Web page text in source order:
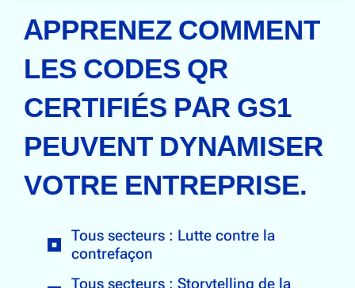
APPRENEZ COMMENT
LES CODES QR
CERTIFIÉS PAR GS1
PEUVENT DYNAMISER
VOTRE ENTREPRISE.
Tous secteurs : Lutte contre la
contrefaçon
Tous secteurs : Storytelling de la